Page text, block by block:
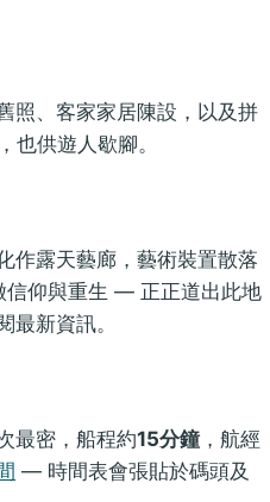
照、客家家居陳設，以及拼
供遊人歇腳。
作露天藝廊，藝術裝置散落
信仰與重生 — 正正道出此地
新資訊。
最密，船程約15分鐘，航經
— 時間表會張貼於碼頭及